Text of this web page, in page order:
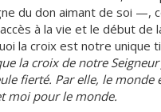
du don aimant de soi —,
à la vie et le début de
la croix est notre unique
la croix de notre Seigneur
fierté. Par elle, le monde
moi pour le monde.